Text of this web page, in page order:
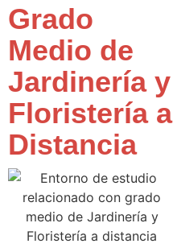
Grado
Medio de
Jardinería y
Floristería a
Distancia